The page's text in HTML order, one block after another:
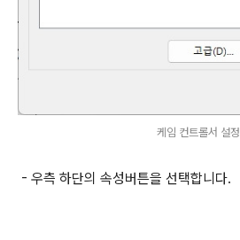
케임 컨트롤서 설정
- 우측 하단의 속성버튼을 선택합니다.